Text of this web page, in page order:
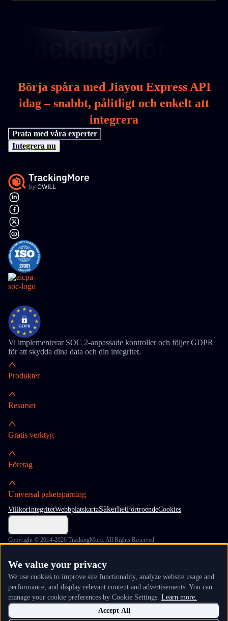
Börja spåra med Jiayou Express API
idag – snabbt, pålitligt och enkelt att
integrera
Prata med våra experter
Integrera nu
Vi implementerar SOC 2-anpassade kontroller och följer GDPR
för att skydda dina data och din integritet.
Produkter
Resurser
Gratis verktyg
Företag
Universal paketspårning
VillkorIntegritetWebbplatskartaSäkerhetFörtroendeCookies
Copyright © 2014-2026 TrackingMore. All Rights Reserved.
We value your privacy
We use cookies to improve site functionality, analyze website usage and
performance, and display relevant content and advertisements. You can
manage your cookie preferences by Cookie Settings. Learn more.
Accept All